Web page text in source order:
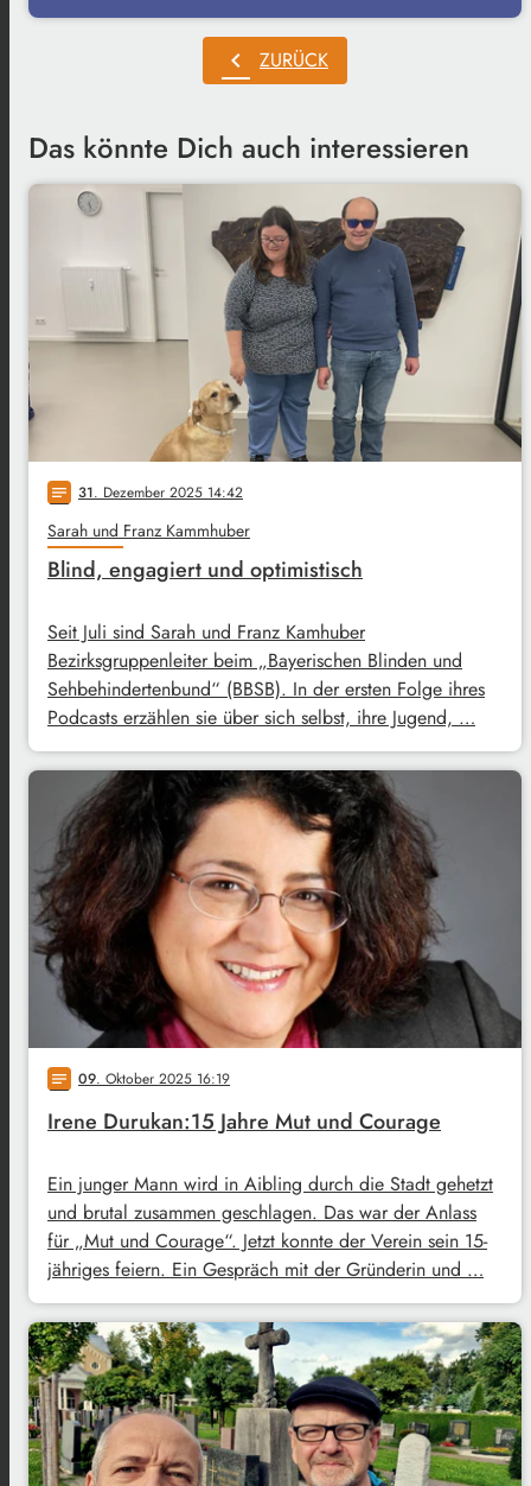
chevron_left ZURÜCK
Das könnte Dich auch interessieren
notes 31. Dezember 2025 14:42
Sarah und Franz Kammhuber
Blind, engagiert und optimistisch
Seit Juli sind Sarah und Franz Kamhuber
Bezirksgruppenleiter beim „Bayerischen Blinden und
Sehbehindertenbund“ (BBSB). In der ersten Folge ihres
Podcasts erzählen sie über sich selbst, ihre Jugend, …
notes 09. Oktober 2025 16:19
Irene Durukan:15 Jahre Mut und Courage
Ein junger Mann wird in Aibling durch die Stadt gehetzt
und brutal zusammen geschlagen. Das war der Anlass
für „Mut und Courage“. Jetzt konnte der Verein sein 15-
jähriges feiern. Ein Gespräch mit der Gründerin und …